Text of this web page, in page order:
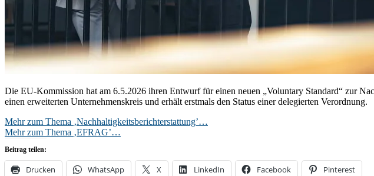
Die EU-Kommission hat am 6.5.2026 ihren Entwurf für einen neuen „Voluntary Standard“ zur
einen erweiterten Unternehmenskreis und erhält erstmals den Status einer delegierten Verordnung.
Mehr zum Thema ‚Nachhaltigkeitsberichterstattung’…
Mehr zum Thema ‚EFRAG’…
Beitrag teilen:
Drucken WhatsApp X LinkedIn Facebook Pinterest